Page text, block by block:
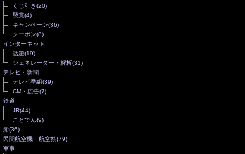
くじ引き(20)
懸賞(4)
キャンペーン(36)
クーポン(8)
インターネット
話題(19)
ジェネレーター・解析(31)
テレビ・新聞
テレビ番組(39)
CM・広告(7)
鉄道
JR(44)
ことでん(9)
船(36)
民間航空機・航空祭(79)
軍事